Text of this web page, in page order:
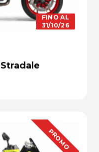
FINO AL
31/10/26
PROMO